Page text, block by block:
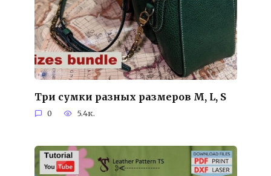
Три сумки разных размеров M, L, S
0 5.4к.